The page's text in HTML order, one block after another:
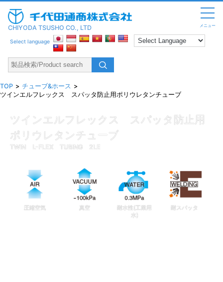
メニュー
CHIYODA TSUSHO CO., LTD
Select language
TOP
チューブ&ホース
ツインエルフレックス スパッタ防止用ポリウレタンチューブ
ツインエルフレックス スパッタ防止用
ポリウレタンチューブ
TWIN L-FLEX TUBING 2LE
圧縮空気 真空
耐水性(工業用
水)
耐スパッタ